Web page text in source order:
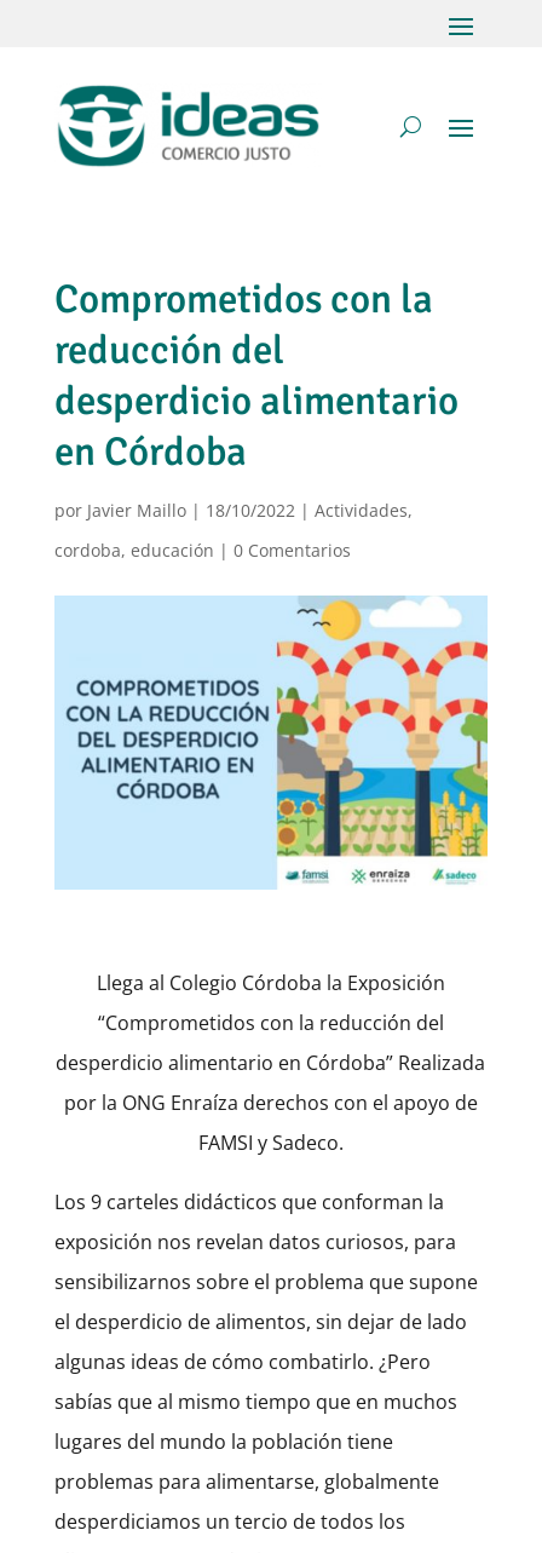
Comprometidos con la
reducción del
desperdicio alimentario
en Córdoba
por Javier Maillo| 18/10/2022 | Actividades,
cordoba, educación | 0 Comentarios
Llega al Colegio Córdoba la Exposición
“Comprometidos con la reducción del
desperdicio alimentario en Córdoba” Realizada
por la ONG Enraíza derechos con el apoyo de
FAMSI y Sadeco.
Los 9 carteles didácticos que conforman la
exposición nos revelan datos curiosos, para
sensibilizarnos sobre el problema que supone
el desperdicio de alimentos, sin dejar de lado
algunas ideas de cómo combatirlo. ¿Pero
sabías que al mismo tiempo que en muchos
lugares del mundo la población tiene
problemas para alimentarse, globalmente
desperdiciamos un tercio de todos los